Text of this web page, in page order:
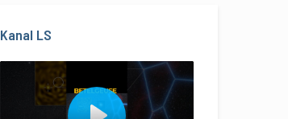
Kanal LS